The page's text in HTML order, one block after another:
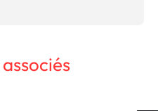
associés